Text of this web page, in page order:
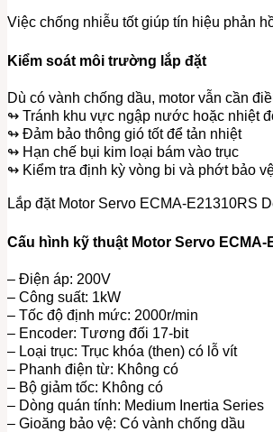
Việc chống nhiễu tốt giúp tín hiệu phản
Kiểm soát môi trường lắp đặt
Dù có vành chống dầu, motor vẫn cần
↬ Tránh khu vực ngập nước hoặc nhiệt
↬ Đảm bảo thông gió tốt để tản nhiệt
↬ Hạn chế bụi kim loại bám vào trục
↬ Kiểm tra định kỳ vòng bi và phớt bảo
Lắp đặt Motor Servo ECMA-E21310RS
Cấu hình kỹ thuật Motor Servo ECMA-
– Điện áp: 200V
– Công suất: 1kW
– Tốc độ định mức: 2000r/min
– Encoder: Tương đối 17-bit
– Loại trục: Trục khóa (then) có lỗ vít
– Phanh điện từ: Không có
– Bộ giảm tốc: Không có
– Dòng quán tính: Medium Inertia Series
– Gioăng bảo vệ: Có vành chống dầu